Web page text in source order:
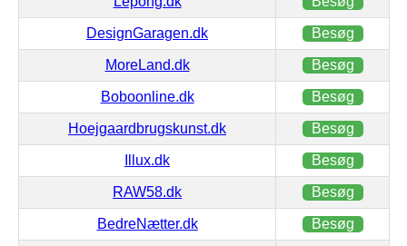
DesignGaragen.dk Besøg
MoreLand.dk Besøg
Boboonline.dk Besøg
Hoejgaardbrugskunst.dk Besøg
Illux.dk Besøg
RAW58.dk Besøg
BedreNætter.dk Besøg